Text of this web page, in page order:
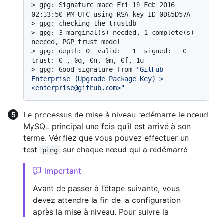
> gpg: Signature made Fri 19 Feb 2016
02:33:50 PM UTC using RSA key ID 0D65D57A
> gpg: checking the trustdb
> gpg: 3 marginal(s) needed, 1 complete(s)
needed, PGP trust model
> gpg: depth: 0  valid:   1  signed:   0
trust: 0-, 0q, 0n, 0m, 0f, 1u
> gpg: Good signature from
"GitHub
Enterprise (Upgrade Package Key) >
<enterprise@github.com>"
Le processus de mise à niveau redémarre le nœud
MySQL principal une fois qu’il est arrivé à son
terme. Vérifiez que vous pouvez effectuer un
test
ping sur chaque nœud qui a redémarré
Important
Avant de passer à l’étape suivante, vous
devez attendre la fin de la configuration
après la mise à niveau. Pour suivre la